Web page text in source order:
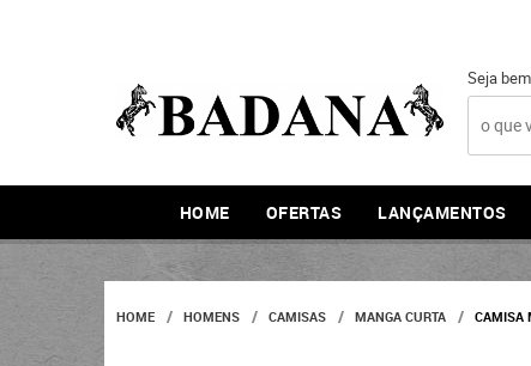
Seja
HOME OFERTAS LANÇAMENTOS
HOME HOMENS CAMISAS MANGA CURTA CAMISA